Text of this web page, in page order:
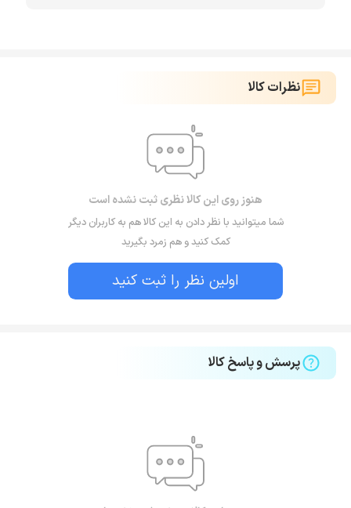
نظرات کالا
هنوز روی این کالا نظری ثبت نشده است
شما میتوانید با نظر دادن به این کالا هم به کاربران دیگر
کمک کنید و هم زمرد بگیرید
اولین نظر را ثبت کنید
پرسش و پاسخ کالا